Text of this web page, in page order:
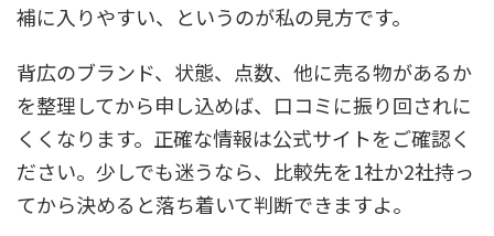
補に入りやすい、というのが私の見方です。
背広のブランド、状態、点数、他に売る物があるか
を整理してから申し込めば、口コミに振り回されに
くくなります。正確な情報は公式サイトをご確認く
ださい。少しでも迷うなら、比較先を1社か2社持っ
てから決めると落ち着いて判断できますよ。